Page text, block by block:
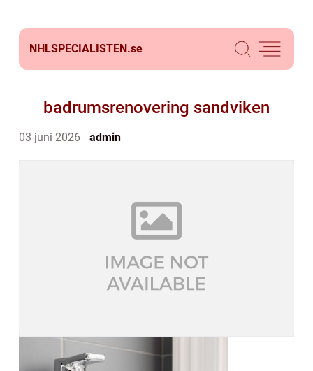
NHLSPECIALISTEN.se
badrumsrenovering sandviken
03 juni 2026 admin